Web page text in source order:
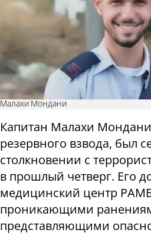
Малахи Мондани
Капитан Малахи
резервного взвода, был
столкновении с
в прошлый четверг. Его
медицинский центр
проникающими
представляющими